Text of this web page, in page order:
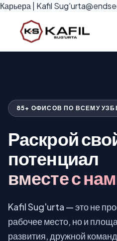
Карьера | Kafil
85+ ОФИСОВ ПО ВСЕМУ
Раскрой
потенциал
вместе с
Kafil Sug'urta — это не
рабочее место, но и
развития, дружной